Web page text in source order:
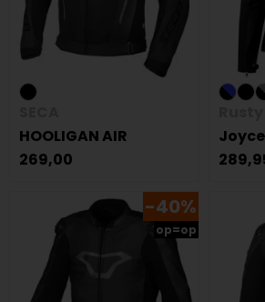
HOOLIGAN AIR
269,00
-40%
op=op